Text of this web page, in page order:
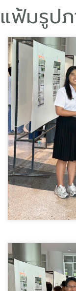
แฟ้มรูป